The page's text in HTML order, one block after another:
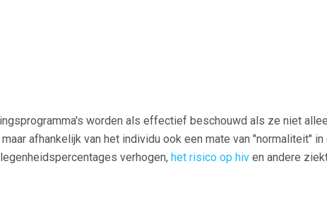
worden als effectief beschouwd als ze niet
afhankelijk van het individu ook een mate van "normaliteit"
verhogen, het risico op hiv en andere